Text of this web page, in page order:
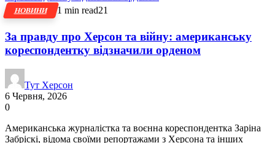
НОВИНИ 1 min read21
За правду про Херсон та війну: американську
кореспондентку відзначили орденом
Тут Херсон
6 Червня, 2026
0
Американська журналістка та воєнна кореспондентка Заріна
Забріскі, відома своїми репортажами з Херсона та інших